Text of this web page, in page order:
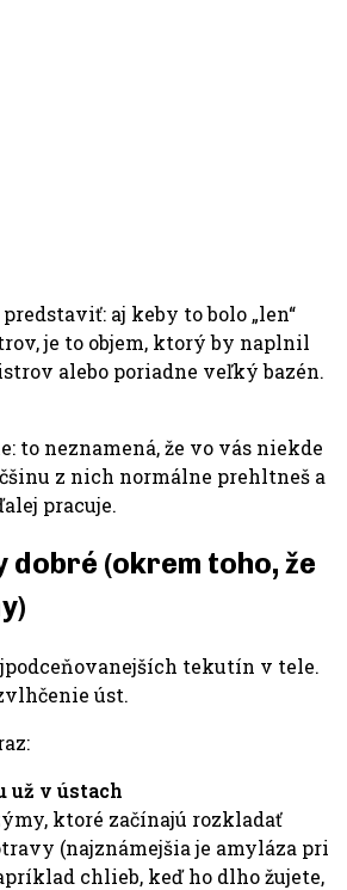
aj keby to bolo „len“
je to objem, ktorý by naplnil
alebo poriadne veľký bazén.
to neznamená, že vo vás niekde
z nich normálne prehltneš a
pracuje.
dobré (okrem toho, že
tekutín v tele.
úst.
už v ústach
ktoré začínajú rozkladať
(najznámejšia je amyláza pri
chlieb, keď ho dlho žujete,